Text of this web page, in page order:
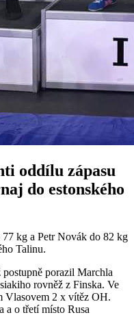
oddílu zápasu
do estonského
kg a Petr Novák do 82 kg
Talinu.
porazil Marchla
rovněž z Finska. Ve
Vlasovem 2 x vítěz OH.
a o třetí místo Rusa